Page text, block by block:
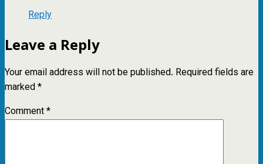
Reply
Leave a Reply
Your email address will not be published. Required fields are
marked*
Comment*